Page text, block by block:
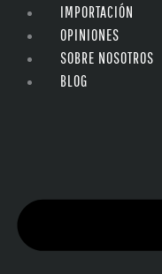
IMPORTACIÓN
OPINIONES
SOBRE NOSOTROS
BLOG